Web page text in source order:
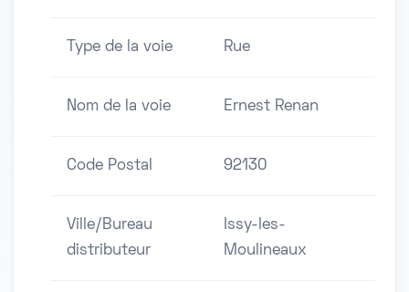
Type de la voie Rue
Nom de la voie Ernest Renan
Code Postal 92130
Ville/Bureau
distributeur
Issy-les-
Moulineaux